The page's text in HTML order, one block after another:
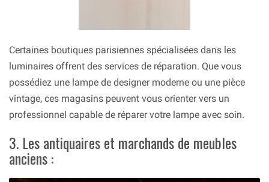
Certaines boutiques parisiennes spécialisées dans les
luminaires offrent des services de réparation. Que vous
possédiez une lampe de designer moderne ou une pièce
vintage, ces magasins peuvent vous orienter vers un
professionnel capable de réparer votre lampe avec soin.
3. Les antiquaires et marchands de meubles
anciens :